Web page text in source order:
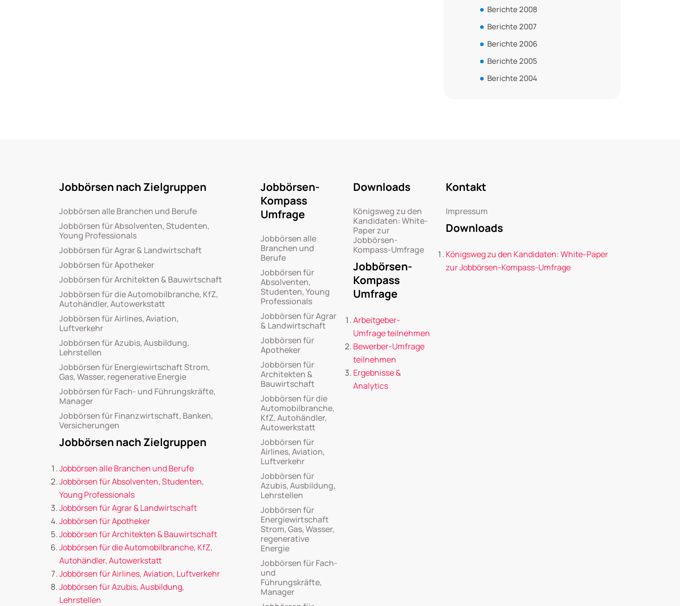
Berichte 2008
Berichte 2007
Berichte 2006
Berichte 2005
Berichte 2004
Jobbörsen nach Zielgruppen
Jobbörsen alle Branchen und Berufe
Jobbörsen für Absolventen, Studenten,
Young Professionals
Jobbörsen für Agrar & Landwirtschaft
Jobbörsen für Apotheker
Jobbörsen für Architekten & Bauwirtschaft
Jobbörsen für die Automobilbranche, KfZ,
Autohändler, Autowerkstatt
Jobbörsen für Airlines, Aviation,
Luftverkehr
Jobbörsen für Azubis, Ausbildung,
Lehrstellen
Jobbörsen für Energiewirtschaft Strom,
Gas, Wasser, regenerative Energie
Jobbörsen für Fach- und Führungskräfte,
Manager
Jobbörsen für Finanzwirtschaft, Banken,
Versicherungen
Jobbörsen nach Zielgruppen
Jobbörsen alle Branchen und Berufe
Jobbörsen für Absolventen, Studenten,
Young Professionals
Jobbörsen für Agrar & Landwirtschaft
Jobbörsen für Apotheker
Jobbörsen für Architekten & Bauwirtschaft
Jobbörsen für die Automobilbranche, KfZ,
Autohändler, Autowerkstatt
Jobbörsen für Airlines, Aviation, Luftverkehr
Jobbörsen für Azubis, Ausbildung,
Lehrstellen
Jobbörsen-
Kompass
Umfrage
Jobbörsen alle
Branchen und
Berufe
Jobbörsen für
Absolventen,
Studenten, Young
Professionals
Jobbörsen für Agrar
& Landwirtschaft
Jobbörsen für
Apotheker
Jobbörsen für
Architekten &
Bauwirtschaft
Jobbörsen für die
Automobilbranche,
KfZ, Autohändler,
Autowerkstatt
Jobbörsen für
Airlines, Aviation,
Luftverkehr
Jobbörsen für
Azubis, Ausbildung,
Lehrstellen
Jobbörsen für
Energiewirtschaft
Strom, Gas, Wasser,
regenerative
Energie
Jobbörsen für Fach-
und
Führungskräfte,
Manager
Downloads
Königsweg zu den
Kandidaten: White-
Paper zur
Jobbörsen-
Kompass-Umfrage
Jobbörsen-
Kompass
Umfrage
Arbeitgeber-
Umfrage teilnehmen
Bewerber-Umfrage
teilnehmen
Ergebnisse &
Analytics
Kontakt
Impressum
Downloads
Königsweg zu den Kandidaten: White-Paper
zur Jobbörsen-Kompass-Umfrage